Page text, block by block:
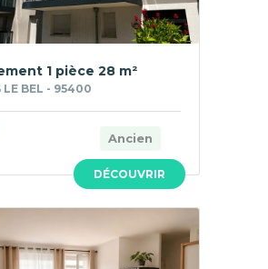
DÉCOUVRIR
1 pièce 28 m²
LE BEL - 95400
Ancien